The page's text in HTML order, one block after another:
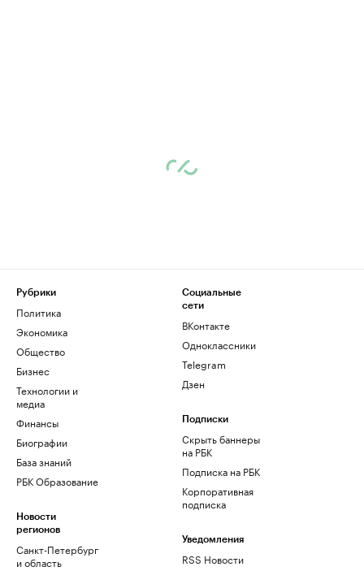
Рубрики
Политика
Экономика
Общество
Бизнес
Технологии и
медиа
Финансы
Биографии
База знаний
РБК Образование
Новости
регионов
Санкт-Петербург
и область
Социальные
сети
ВКонтакте
Одноклассники
Telegram
Дзен
Подписки
Скрыть баннеры
на РБК
Подписка на РБК
Корпоративная
подписка
Уведомления
RSS Новости